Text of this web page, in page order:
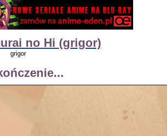
no Hi (grigor)
grigor